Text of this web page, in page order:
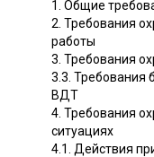
1. Общие
2. Требования
работы
3. Требования
3.3. Требования
ВДТ
4. Требования
ситуациях
4.1. Действия